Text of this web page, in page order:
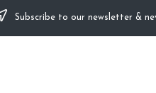
Subscribe to our newsletter &